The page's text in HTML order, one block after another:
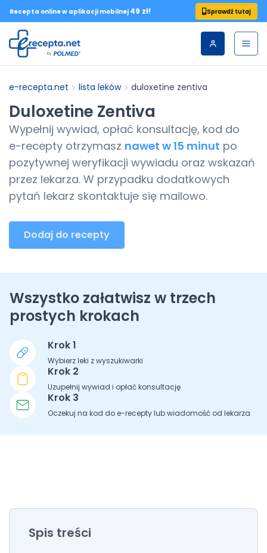
Recepta online w aplikacji mobilnej 49 zł! Sprawdź tutaj
e-recepta.net lista leków duloxetine zentiva
Duloxetine Zentiva
Wypełnij wywiad, opłać konsultację, kod do
e-recepty otrzymasz nawet w 15 minut po
pozytywnej weryfikacji wywiadu oraz wskazań
przez lekarza. W przypadku dodatkowych
pytań lekarz skontaktuje się mailowo.
Dodaj do recepty
Wszystko załatwisz w trzech
prostych krokach
Krok 1
Wybierz leki z wyszukiwarki
Krok 2
Uzupełnij wywiad i opłać konsultację
Krok 3
Oczekuj na kod do e-recepty lub wiadomość od lekarza
Spis treści